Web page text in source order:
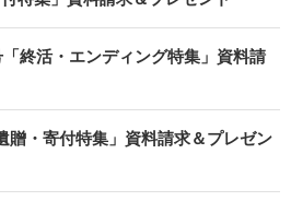
終活・エンディング特集」資料請
贈・寄付特集」資料請求＆プレゼン